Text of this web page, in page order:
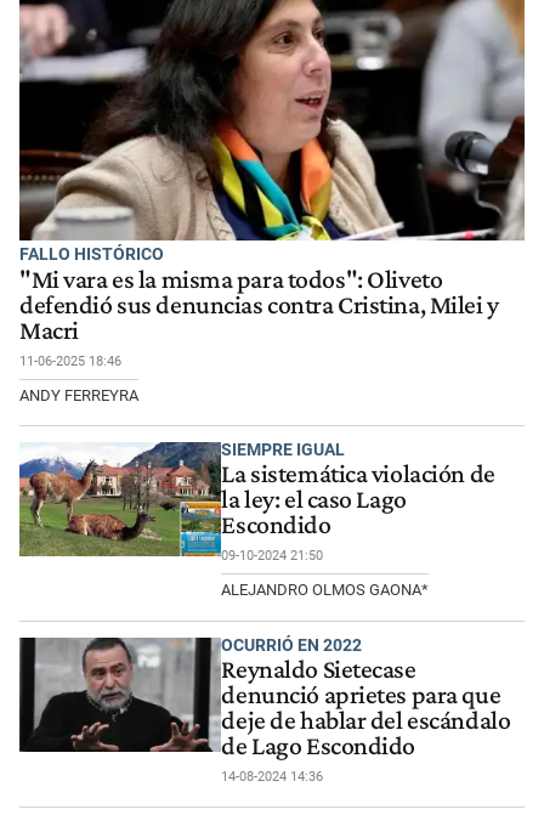
FALLO HISTÓRICO
"Mi vara es la misma para todos": Oliveto
defendió sus denuncias contra Cristina, Milei y
Macri
11-06-2025 18:46
ANDY FERREYRA
SIEMPRE IGUAL
La sistemática violación de
la ley: el caso Lago
Escondido
09-10-2024 21:50
ALEJANDRO OLMOS GAONA*
OCURRIÓ EN 2022
Reynaldo Sietecase
denunció aprietes para que
deje de hablar del escándalo
de Lago Escondido
14-08-2024 14:36